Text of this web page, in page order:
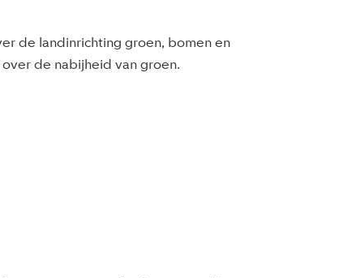
de landinrichting groen, bomen en
de nabijheid van groen.